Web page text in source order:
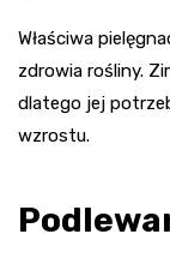
Właściwa
zdrowia rośliny.
dlatego jej
wzrostu.